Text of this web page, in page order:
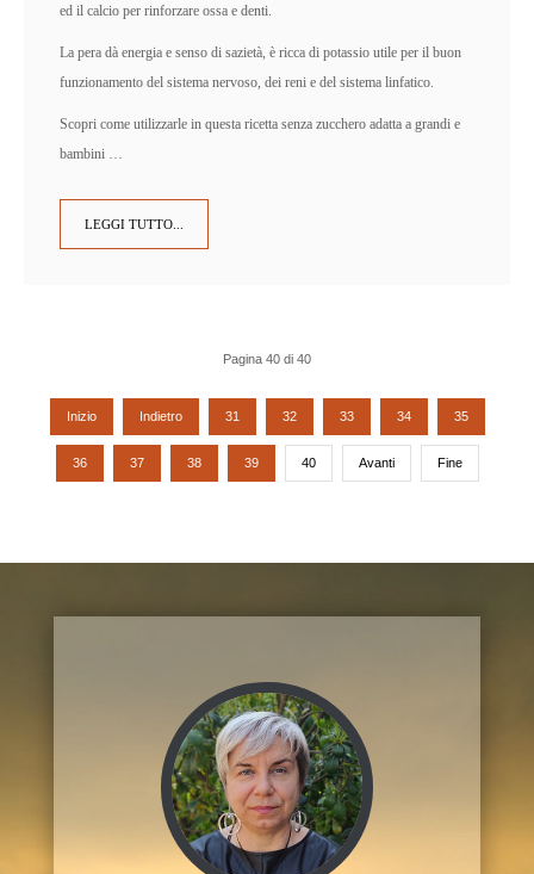
ed il calcio per rinforzare ossa e denti.
La pera dà energia e senso di sazietà, è ricca di potassio utile per il buon
funzionamento del sistema nervoso, dei reni e del sistema linfatico.
Scopri come utilizzarle in questa ricetta senza zucchero adatta a grandi e
bambini …
LEGGI TUTTO...
Pagina 40 di 40
Inizio Indietro 31 32 33 34 35
36 37 38 39 40 Avanti Fine